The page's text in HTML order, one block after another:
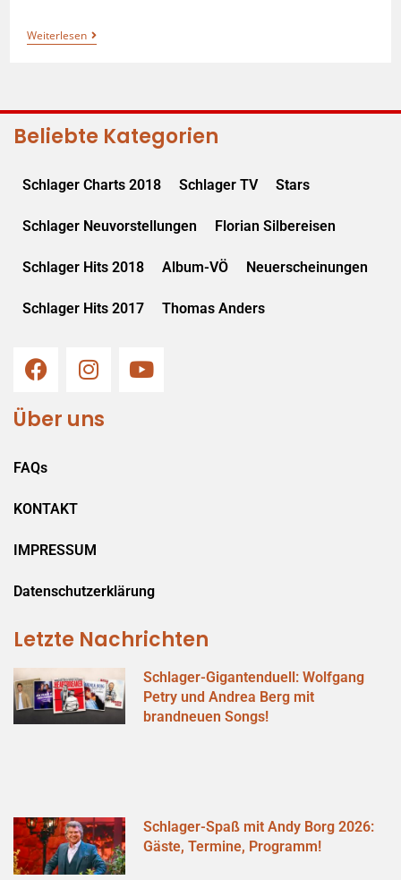
Weiterlesen
Beliebte Kategorien
Schlager Charts 2018 Schlager TV Stars
Schlager Neuvorstellungen Florian Silbereisen
Schlager Hits 2018 Album-VÖ Neuerscheinungen
Schlager Hits 2017 Thomas Anders
Über uns
FAQs
KONTAKT
IMPRESSUM
Datenschutzerklärung
Letzte Nachrichten
Schlager-Gigantenduell: Wolfgang
Petry und Andrea Berg mit
brandneuen Songs!
Schlager-Spaß mit Andy Borg 2026:
Gäste, Termine, Programm!